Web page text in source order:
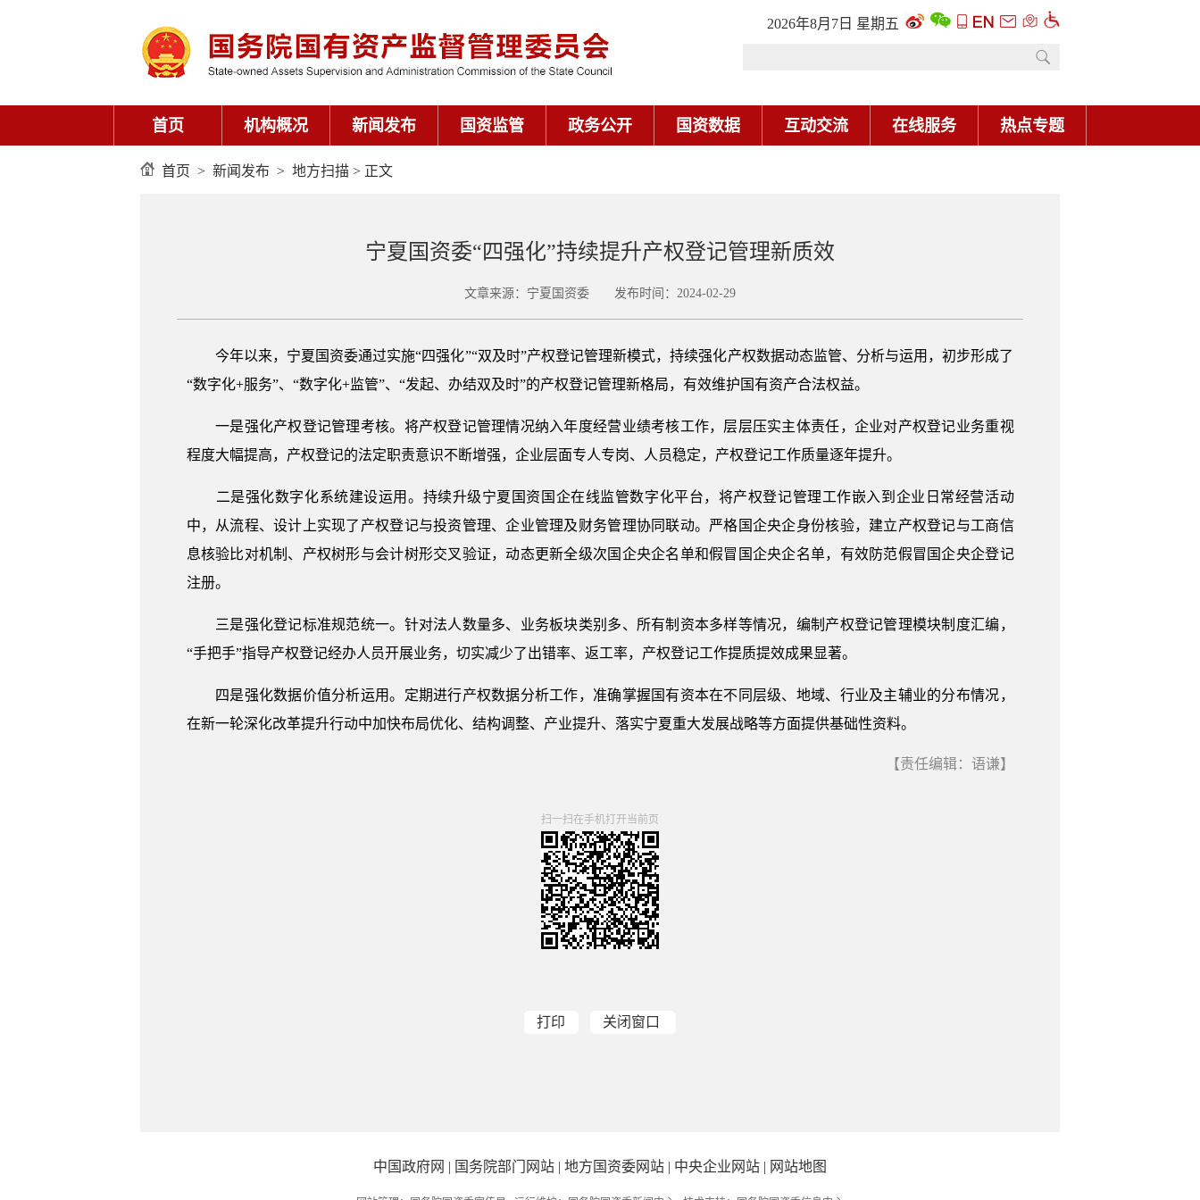
2026年8月7日 星期五
首页 机构概况 新闻发布 国资监管 政务公开 国资数据 互动交流 在线服务 热点专题
首页 > 新闻发布 > 地方扫描 > 正文
宁夏国资委“四强化”持续提升产权登记管理新质效
文章来源：宁夏国资委 发布时间：2024-02-29
今年以来，宁夏国资委通过实施“四强化”“双及时”产权登记管理新模式，持续强化产权数据动态监管、分析与运用，初步形成了
“数字化+服务”、“数字化+监管”、“发起、办结双及时”的产权登记管理新格局，有效维护国有资产合法权益。
一是强化产权登记管理考核。将产权登记管理情况纳入年度经营业绩考核工作，层层压实主体责任，企业对产权登记业务重视
程度大幅提高，产权登记的法定职责意识不断增强，企业层面专人专岗、人员稳定，产权登记工作质量逐年提升。
二是强化数字化系统建设运用。持续升级宁夏国资国企在线监管数字化平台，将产权登记管理工作嵌入到企业日常经营活动
中，从流程、设计上实现了产权登记与投资管理、企业管理及财务管理协同联动。严格国企央企身份核验，建立产权登记与工商信
息核验比对机制、产权树形与会计树形交叉验证，动态更新全级次国企央企名单和假冒国企央企名单，有效防范假冒国企央企登记
注册。
三是强化登记标准规范统一。针对法人数量多、业务板块类别多、所有制资本多样等情况，编制产权登记管理模块制度汇编，
“手把手”指导产权登记经办人员开展业务，切实减少了出错率、返工率，产权登记工作提质提效成果显著。
四是强化数据价值分析运用。定期进行产权数据分析工作，准确掌握国有资本在不同层级、地域、行业及主辅业的分布情况，
在新一轮深化改革提升行动中加快布局优化、结构调整、产业提升、落实宁夏重大发展战略等方面提供基础性资料。
【责任编辑：语谦】
扫一扫在手机打开当前页
打印 关闭窗口